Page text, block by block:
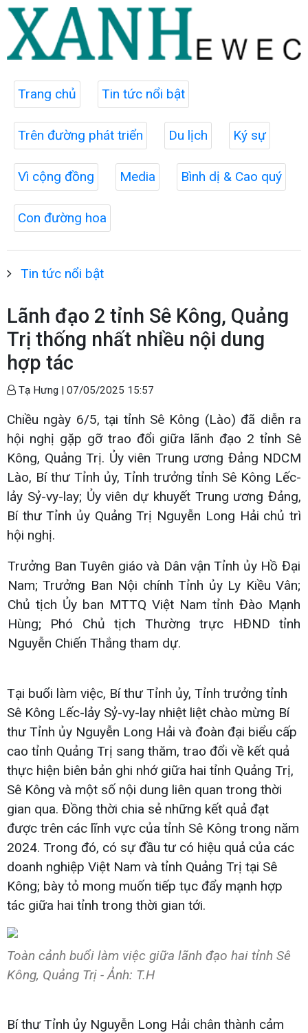
Trang chủ Tin tức nổi bật
Trên đường phát triển Du lịch Ký sự
Vì cộng đồng Media Bình dị & Cao quý
Con đường hoa
Tin tức nổi bật
Lãnh đạo 2 tỉnh Sê Kông, Quảng
Trị thống nhất nhiều nội dung
hợp tác
Tạ Hưng | 07/05/2025 15:57
Chiều ngày 6/5, tại tỉnh Sê Kông (Lào) đã diễn ra
hội nghị gặp gỡ trao đổi giữa lãnh đạo 2 tỉnh Sê
Kông, Quảng Trị. Ủy viên Trung ương Đảng NDCM
Lào, Bí thư Tỉnh ủy, Tỉnh trưởng tỉnh Sê Kông Lếc-
lảy Sỷ-vy-lay; Ủy viên dự khuyết Trung ương Đảng,
Bí thư Tỉnh ủy Quảng Trị Nguyễn Long Hải chủ trì
hội nghị.
Trưởng Ban Tuyên giáo và Dân vận Tỉnh ủy Hồ Đại
Nam; Trưởng Ban Nội chính Tỉnh ủy Ly Kiều Vân;
Chủ tịch Ủy ban MTTQ Việt Nam tỉnh Đào Mạnh
Hùng; Phó Chủ tịch Thường trực HĐND tỉnh
Nguyễn Chiến Thắng tham dự.
Tại buổi làm việc, Bí thư Tỉnh ủy, Tỉnh trưởng tỉnh
Sê Kông Lếc-lảy Sỷ-vy-lay nhiệt liệt chào mừng Bí
thư Tỉnh ủy Nguyễn Long Hải và đoàn đại biểu cấp
cao tỉnh Quảng Trị sang thăm, trao đổi về kết quả
thực hiện biên bản ghi nhớ giữa hai tỉnh Quảng Trị,
Sê Kông và một số nội dung liên quan trong thời
gian qua. Đồng thời chia sẻ những kết quả đạt
được trên các lĩnh vực của tỉnh Sê Kông trong năm
2024. Trong đó, có sự đầu tư có hiệu quả của các
doanh nghiệp Việt Nam và tỉnh Quảng Trị tại Sê
Kông; bày tỏ mong muốn tiếp tục đẩy mạnh hợp
tác giữa hai tỉnh trong thời gian tới.
Toàn cảnh buổi làm việc giữa lãnh đạo hai tỉnh Sê
Kông, Quảng Trị - Ảnh: T.H
Bí thư Tỉnh ủy Nguyễn Long Hải chân thành cảm